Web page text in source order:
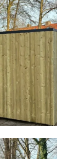
Vergroot